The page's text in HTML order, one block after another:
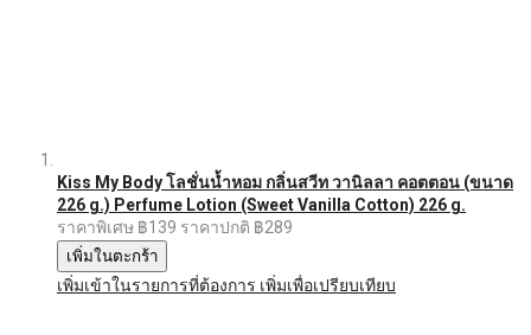
Kiss My Body โลชั่นน้ำหอม กลิ่นสวีท วานิลลา คอตตอน (ขนาด
226 g.) Perfume Lotion (Sweet Vanilla Cotton) 226 g.
ราคาพิเศษ ฿139 ราคาปกติ ฿289
เพิ่มในตะกร้า
เพิ่มเข้าในรายการที่ต้องการ เพิ่มเพื่อเปรียบเทียบ